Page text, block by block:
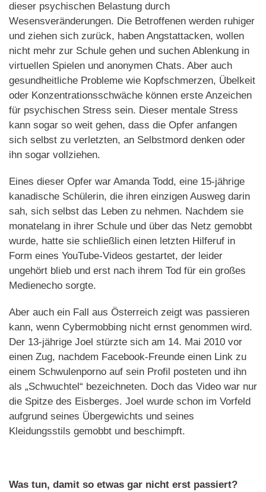
dieser psychischen Belastung durch
Wesensveränderungen. Die Betroffenen werden ruhiger
und ziehen sich zurück, haben Angstattacken, wollen
nicht mehr zur Schule gehen und suchen Ablenkung in
virtuellen Spielen und anonymen Chats. Aber auch
gesundheitliche Probleme wie Kopfschmerzen, Übelkeit
oder Konzentrationsschwäche können erste Anzeichen
für psychischen Stress sein. Dieser mentale Stress
kann sogar so weit gehen, dass die Opfer anfangen
sich selbst zu verletzten, an Selbstmord denken oder
ihn sogar vollziehen.
Eines dieser Opfer war Amanda Todd, eine 15-jährige
kanadische Schülerin, die ihren einzigen Ausweg darin
sah, sich selbst das Leben zu nehmen. Nachdem sie
monatelang in ihrer Schule und über das Netz gemobbt
wurde, hatte sie schließlich einen letzten Hilferuf in
Form eines YouTube-Videos gestartet, der leider
ungehört blieb und erst nach ihrem Tod für ein großes
Medienecho sorgte.
Aber auch ein Fall aus Österreich zeigt was passieren
kann, wenn Cybermobbing nicht ernst genommen wird.
Der 13-jährige Joel stürzte sich am 14. Mai 2010 vor
einen Zug, nachdem Facebook-Freunde einen Link zu
einem Schwulenporno auf sein Profil posteten und ihn
als „Schwuchtel“ bezeichneten. Doch das Video war nur
die Spitze des Eisberges. Joel wurde schon im Vorfeld
aufgrund seines Übergewichts und seines
Kleidungsstils gemobbt und beschimpft.
Was tun, damit so etwas gar nicht erst passiert?